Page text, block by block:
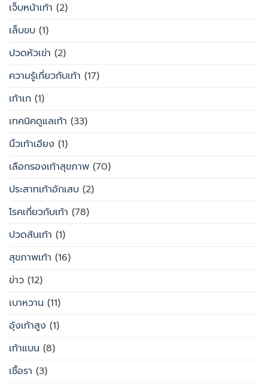
เจ็บหน้าเท้า (2)
เล็บขบ (1)
ปวดหัวเข่า (2)
ความรู้เกี่ยวกับเท้า (17)
เท้าเก (1)
เทคนิคดูแลเท้า (33)
นิ้วเท้าเอียง (1)
เลือกรองเท้าสุขภาพ (70)
ประสาทเท้าอักเสบ (2)
โรคเกี่ยวกับเท้า (78)
ปวดส้นเท้า (1)
สุขภาพเท้า (16)
ข่าว (12)
เบาหวาน (11)
อุ้งเท้าสูง (1)
เท้าแบน (8)
เชื้อรา (3)